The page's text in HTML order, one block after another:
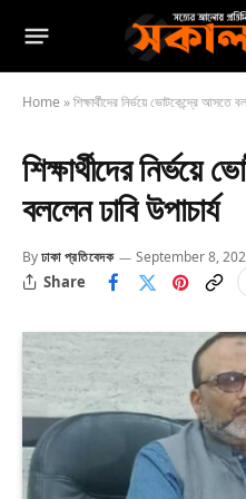
Home »শিক্ষার্থীদের নির্ভয়ে ভোটকেন্দ্রে আসতে
শিক্ষার্থীদের নির্ভয়ে
বললেন ঢাবি উপাচার্য
Byঢাকা প্রতিবেদক September 8,
Share